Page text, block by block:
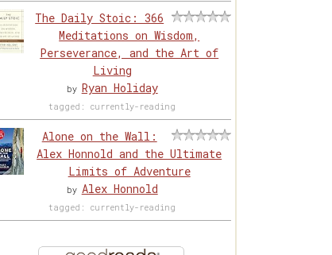
The Daily Stoic: 366
Meditations on Wisdom,
Perseverance, and the Art of
Living
by Ryan Holiday
tagged: currently-reading
Alone on the Wall:
Alex Honnold and the Ultimate
Limits of Adventure
by Alex Honnold
tagged: currently-reading